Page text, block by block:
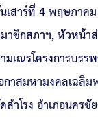
เสาร์ที่ 4 พฤษภาค
าชิกสภาฯ, หัวหน้า
มเณรโครงการบรร
กาสมหามงคลเฉลิ
สำโรง อำเภอนคร